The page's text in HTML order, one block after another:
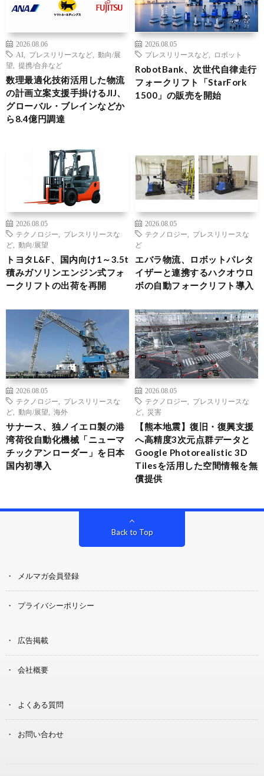
2026.08.06
AI
プレスリリースなど
動向/展
望
提携/合弁など
数理最適化技術活用した物流
の計画立案支援手掛けるJIJ、
グローバル・ブレインなどか
ら8.4億円調達
2026.08.05
プレスリリースなど
ロボット
RobotBank、次世代自律走行
フォークリフト「StarFork
1500」の販売を開始
2026.08.05
テクノロジー
プレスリリースな
ど
動向/展望
トヨタL&F、国内向け1～3.5t
積みガソリンエンジン式フォ
ークリフトの出荷を再開
2026.08.05
テクノロジー
プレスリリースな
ど
エバラ物流、ロボットパレタ
イザーと連携するハクオウロ
ボの自動フォークリフト導入
2026.08.05
テクノロジー
プレスリリースな
ど
動向/展望 海外
サナース、独ノイエロ製の港
湾荷役自動化機械「ニューマ
チックアンローダー」を日本
国内初導入
2026.08.05
テクノロジー
プレスリリースな
ど
災害
【熊本地震】復旧・復興支援
へ高精度3次元点群データと
Google Photorealistic 3D
Tilesを活用した空間情報を無
償提供
Back to Top
メルマガ会員登録
プライバシーポリシー
広告掲載
会社概要
よくある質問
お問い合わせ